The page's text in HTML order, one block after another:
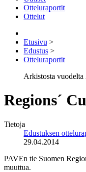
Otteluraportit
Ottelut
Etusivu >
Edustus >
Otteluraportit
Arkistosta vuodelta
Regions´
Tietoja
Edustuksen
29.04.2014
PAVEn tie Suomen
muuttua.